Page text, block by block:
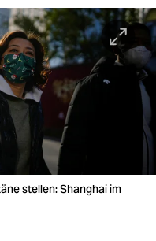
stellen: Shanghai im